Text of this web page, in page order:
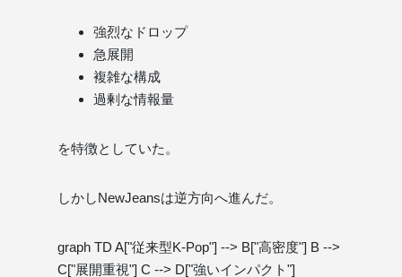
強烈なドロップ
急展開
複雑な構成
過剰な情報量
を特徴としていた。
しかしNewJeansは逆方向へ進んだ。
graph TD A["従来型K-Pop"] --> B["高密度"] B -->
C["展開重視"] C --> D["強いインパクト"]